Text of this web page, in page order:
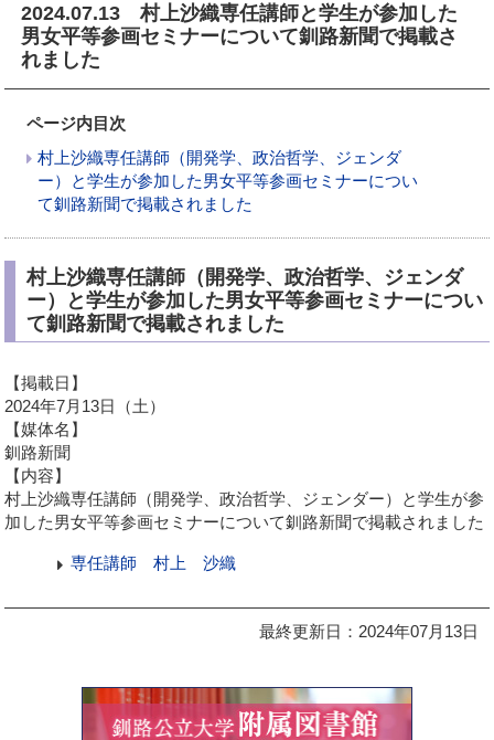
2024.07.13 村上沙織専任講師と学生が参加した
男女平等参画セミナーについて釧路新聞で掲載さ
れました
ページ内目次
村上沙織専任講師（開発学、政治哲学、ジェンダ
ー）と学生が参加した男女平等参画セミナーについ
て釧路新聞で掲載されました
村上沙織専任講師（開発学、政治哲学、ジェンダ
ー）と学生が参加した男女平等参画セミナーについ
て釧路新聞で掲載されました
【掲載日】
2024年7月13日（土）
【媒体名】
釧路新聞
【内容】
村上沙織専任講師（開発学、政治哲学、ジェンダー）と学生が参
加した男女平等参画セミナーについて釧路新聞で掲載されました
専任講師 村上 沙織
最終更新日：2024年07月13日